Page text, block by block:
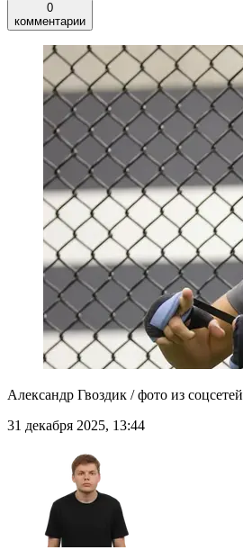
0
комментарии
Александр Гвоздик / фото из соцсетей
31 декабря 2025, 13:44